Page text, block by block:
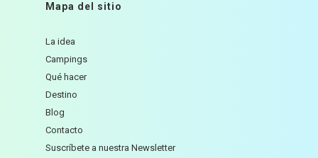
Mapa del sitio
La idea
Campings
Qué hacer
Destino
Blog
Contacto
Suscríbete a nuestra Newsletter